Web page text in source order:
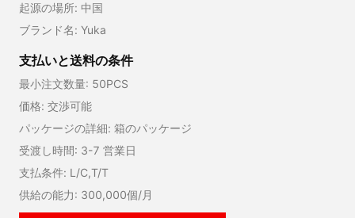
起源の場所: 中国
ブランド名: Yuka
支払いと送料の条件
最小注文数量: 50PCS
価格: 交渉可能
パッケージの詳細: 箱のパッケージ
受渡し時間: 3-7 営業日
支払条件: L/C,T/T
供給の能力: 300,000個/月